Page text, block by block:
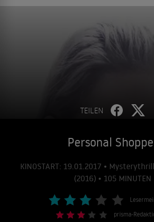
TEILEN
Personal
KINOSTART: 19.01.2017 •
(2016) • 105 MINUTEN
prisma-